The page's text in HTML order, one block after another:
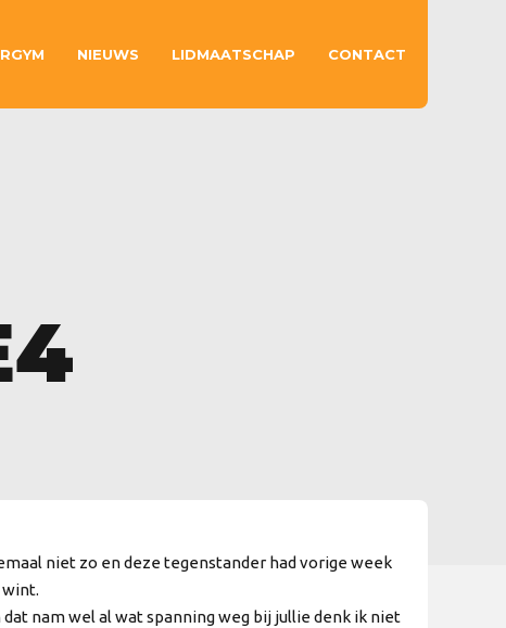
NIEUWS LIDMAATSCHAP CONTACT
niet zo en deze tegenstander had vorige week
wint.
nam wel al wat spanning weg bij jullie denk ik niet